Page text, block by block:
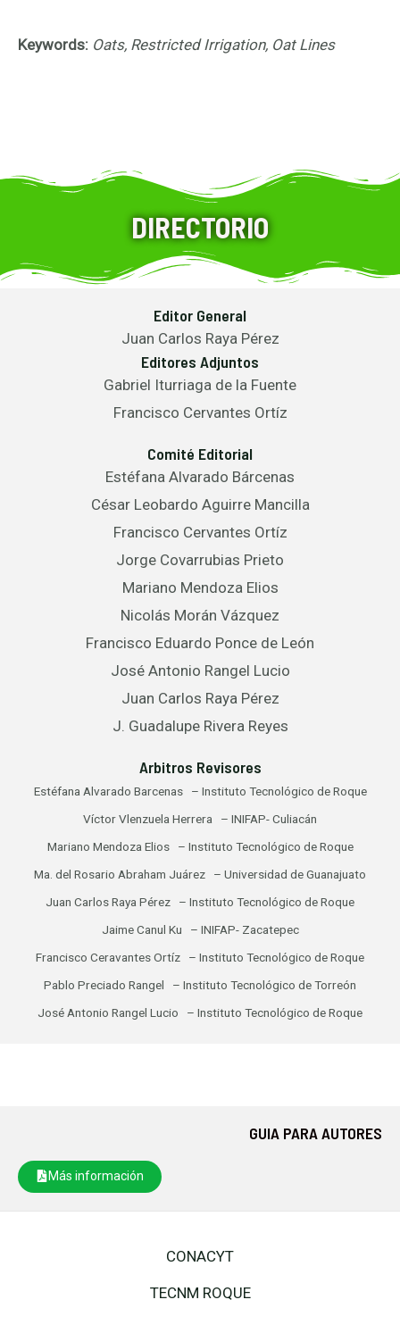
Keywords: Oats, Restricted Irrigation, Oat Lines
DIRECTORIO
Editor General
Juan Carlos Raya Pérez
Editores Adjuntos
Gabriel Iturriaga de la Fuente
Francisco Cervantes Ortíz
Comité Editorial
Estéfana Alvarado Bárcenas
César Leobardo Aguirre Mancilla
Francisco Cervantes Ortíz
Jorge Covarrubias Prieto
Mariano Mendoza Elios
Nicolás Morán Vázquez
Francisco Eduardo Ponce de León
José Antonio Rangel Lucio
Juan Carlos Raya Pérez
J. Guadalupe Rivera Reyes
Arbitros Revisores
Estéfana Alvarado Barcenas – Instituto Tecnológico de Roque
Víctor Vlenzuela Herrera – INIFAP- Culiacán
Mariano Mendoza Elios – Instituto Tecnológico de Roque
Ma. del Rosario Abraham Juárez – Universidad de Guanajuato
Juan Carlos Raya Pérez – Instituto Tecnológico de Roque
Jaime Canul Ku – INIFAP- Zacatepec
Francisco Ceravantes Ortíz – Instituto Tecnológico de Roque
Pablo Preciado Rangel – Instituto Tecnológico de Torreón
José Antonio Rangel Lucio – Instituto Tecnológico de Roque
GUIA PARA AUTORES
Más información
CONACYT
TECNM ROQUE